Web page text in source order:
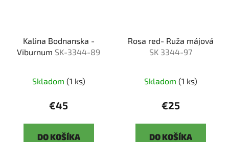
Kalina Bodnanska -
Viburnum SK-3344-89
Skladom (1 ks)
€45
DO KOŠÍKA
Rosa red- Ruža májová
SK 3344-97
Skladom (1 ks)
€25
DO KOŠÍKA